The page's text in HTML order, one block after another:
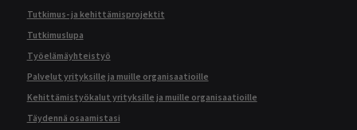
Tutkimus- ja kehittämisprojektit
Tutkimuslupa
Työelämäyhteistyö
Palvelut yrityksille ja muille organisaatioille
Kehittämistyökalut yrityksille ja muille organisaatioille
Täydennä osaamistasi